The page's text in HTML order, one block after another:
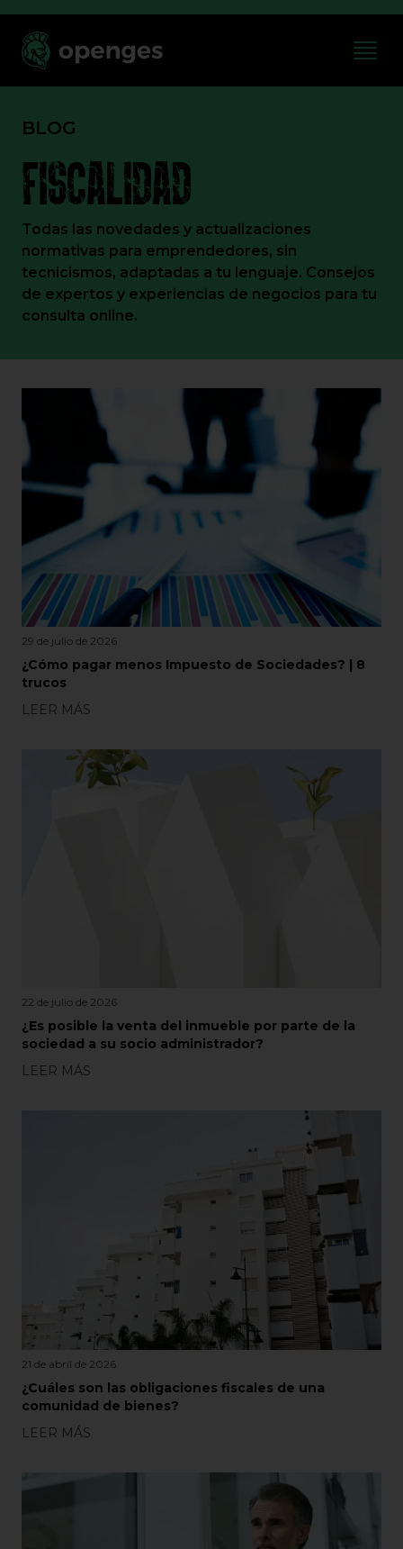
BLOG
FISCALIDAD
Todas las novedades y actualizaciones
normativas para emprendedores, sin
tecnicismos, adaptadas a tu lenguaje. Consejos
de expertos y experiencias de negocios para tu
consulta online.
29 de julio de 2026
¿Cómo pagar menos Impuesto de Sociedades? | 8
trucos
LEER MÁS
22 de julio de 2026
¿Es posible la venta del inmueble por parte de la
sociedad a su socio administrador?
LEER MÁS
21 de abril de 2026
¿Cuáles son las obligaciones fiscales de una
comunidad de bienes?
LEER MÁS